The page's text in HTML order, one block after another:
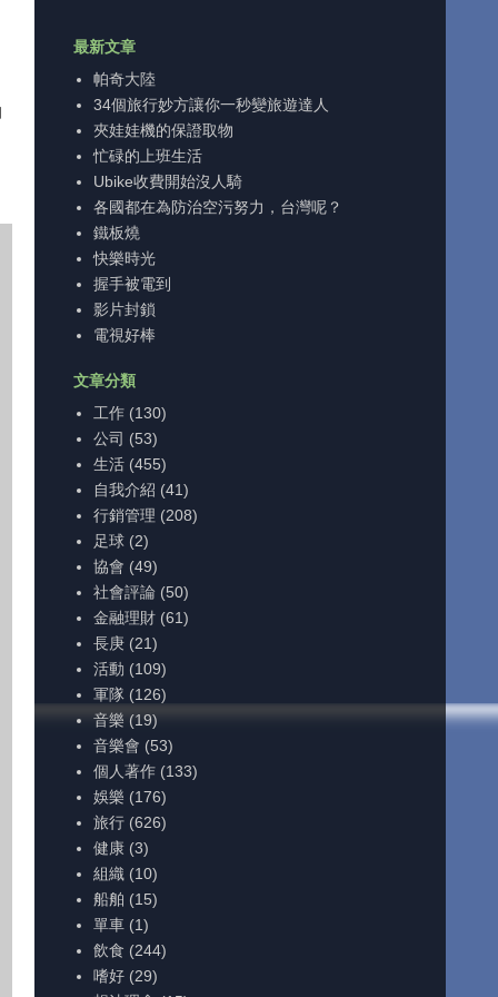
最新文章
帕奇大陸
34個旅行妙方讓你一秒變旅遊達人
夾娃娃機的保證取物
忙碌的上班生活
Ubike收費開始沒人騎
各國都在為防治空污努力，台灣呢？
鐵板燒
快樂時光
握手被電到
影片封鎖
電視好棒
文章分類
工作 (130)
公司 (53)
生活 (455)
自我介紹 (41)
行銷管理 (208)
足球 (2)
協會 (49)
社會評論 (50)
金融理財 (61)
長庚 (21)
活動 (109)
軍隊 (126)
音樂 (19)
音樂會 (53)
個人著作 (133)
娛樂 (176)
旅行 (626)
健康 (3)
組織 (10)
船舶 (15)
單車 (1)
飲食 (244)
嗜好 (29)